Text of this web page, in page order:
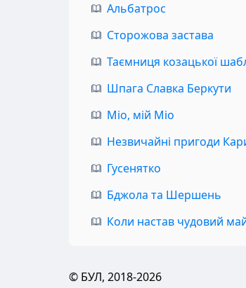
Альбатрос
Сторожова застава
Таємниця козацької
Шпага Славка Беркути
Міо, мій Міо
Незвичайні пригоди
Гусенятко
Бджола та Шершень
Коли настав чудовий
© БУЛ, 2018-2026